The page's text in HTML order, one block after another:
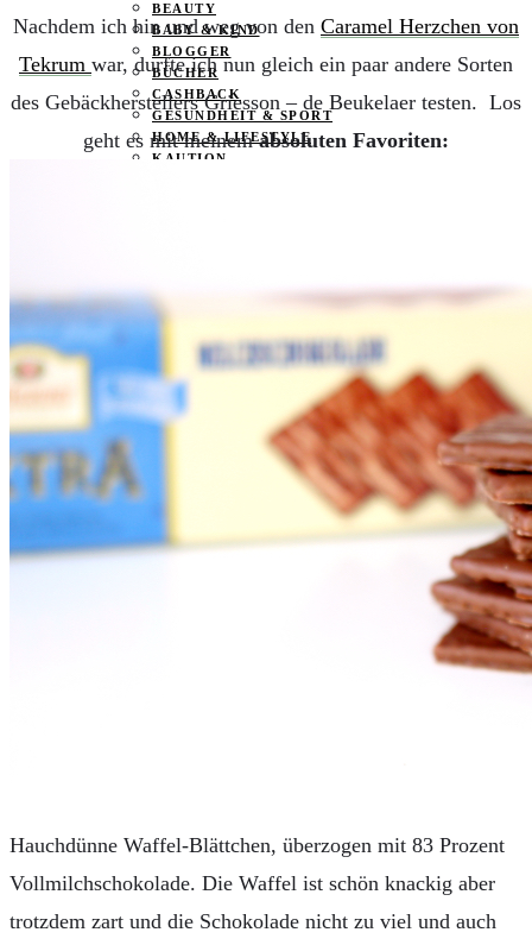
BEAUTY
BABY & KIND
BLOGGER
BÜCHER
CASHBACK
GESUNDHEIT & SPORT
HOME & LIFESTYLE
KAUTION
FOOD & DRINKS
KIND & BABY
REZEPTE
TIERE
SPORT & FITNESS
FOTOS UND FOTOBÜCHER
Nachdem ich hin und weg von den Caramel Herzchen von
Tekrum war, durfte ich nun gleich ein paar andere Sorten
des Gebäckherstellers Griesson – de Beukelaer testen. Los
geht es mit meinemabsoluten Favoriten:
Hauchdünne Waffel-Blättchen, überzogen mit 83 Prozent
Vollmilchschokolade. Die Waffel ist schön knackig aber
trotzdem zart und die Schokolade nicht zu viel und auch